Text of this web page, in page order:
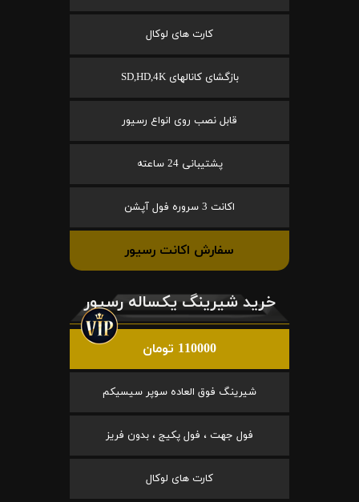
کارت های لوکال
بازگشای کانالهای SD,HD,4K
قابل نصب روی انواع رسیور
پشتیبانی 24 ساعته
اکانت 3 سروره فول آپشن
سفارش اکانت رسیور
خرید شیرینگ یکساله رسیور
110000 تومان
شیرینگ فوق العاده سوپر سیسیکم
فول جهت ، فول پکیج ، بدون فریز
کارت های لوکال